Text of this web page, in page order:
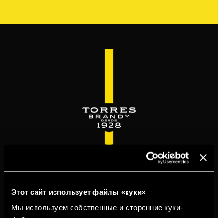
Этот сайт использует файлы «куки»
Мы используем собственные и сторонние куки-
WELCOME TO
TORRESBRANDY.COM